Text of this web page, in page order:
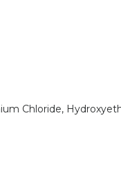
Chloride,